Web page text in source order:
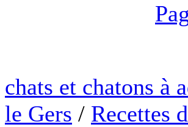
chats et chatons à
le Gers / Recettes